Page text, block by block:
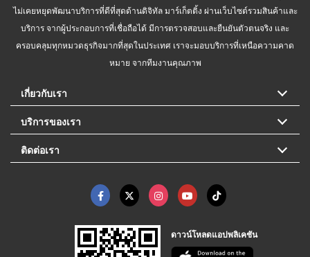
ไม่เคยหยุดพัฒนาบริการที่ดีที่สุดด้านดิจิทัล มาร์เก็ตติ้ง ผ่านเว็บไซต์รวมสินค้าและ
บริการ จากผู้ประกอบการที่เชื่อถือได้ มีการตรวจสอบและยืนยันตัวตนจริง และ
ครอบคลุมทุกหมวดธุรกิจมากที่สุดในประเทศ เราจะมอบบริการที่เหนือความคาด
หมาย จากทีมงานคุณภาพ
เกี่ยวกับเรา
บริการของเรา
ติดต่อเรา
ดาวน์โหลดแอปพลิเคชัน